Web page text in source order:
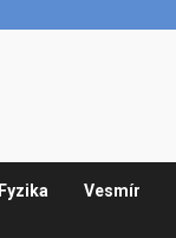
Fyzika Vesmír